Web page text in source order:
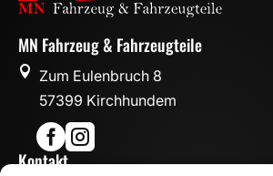
MN Fahrzeug & Fahrzeugteile

Zum Eulenbruch 8
57399 Kirchhundem

Kontakt